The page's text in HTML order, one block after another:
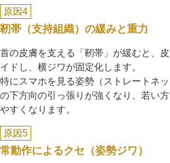
原因4
靭帯（支持組織）の緩みと重力
首の皮膚を支える「靭帯」が緩むと、
イドし、横ジワが固定化します。
特にスマホを見る姿勢（ストレートネ
の下方向の引っ張りが強くなり、若い
やすくなります。
原因5
常動作によるクセ（姿勢ジワ）